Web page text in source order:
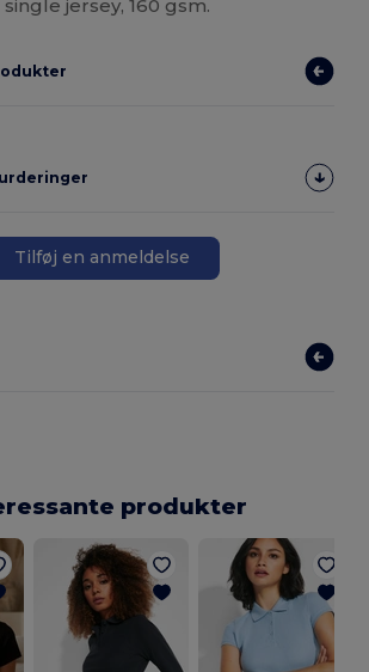
jersey, 160 gsm.
Tilføj en anmeldelse
produkter